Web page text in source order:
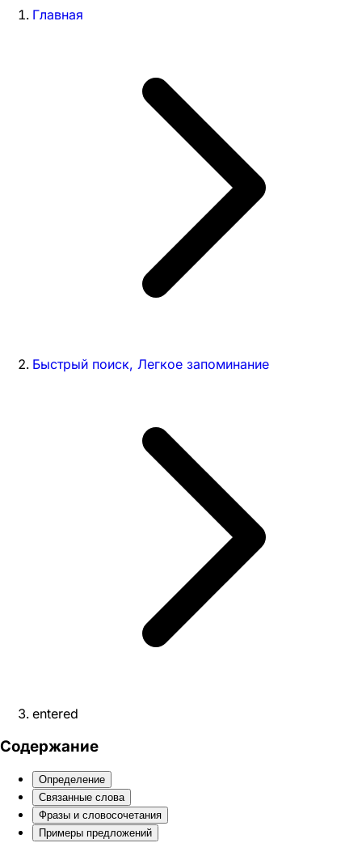
Главная
Быстрый поиск, Легкое запоминание
entered
Содержание
Определение
Связанные слова
Фразы и словосочетания
Примеры предложений